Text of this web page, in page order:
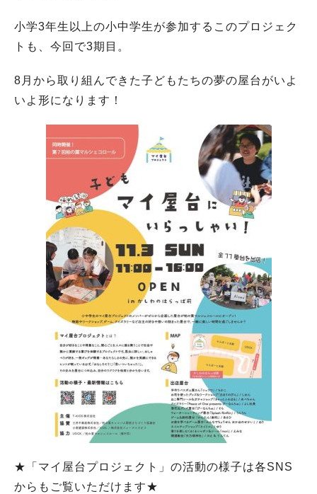
小学3年生以上の小中学生が参加するこのプロジェク
トも、今回で3期目。
8月から取り組んできた子どもたちの夢の屋台がいよ
いよ形になります！
★「マイ屋台プロジェクト」の活動の様子は各SNS
からもご覧いただけます★